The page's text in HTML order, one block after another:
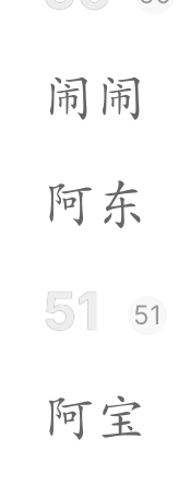
闹 闹
阿 东
51 51
阿宝